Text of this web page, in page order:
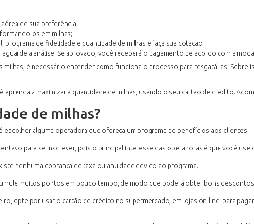
de sua preferência;
os em milhas;
programa de fidelidade e quantidade de milhas e faça sua cotação;
a análise. Se aprovado, você receberá o pagamento de acordo com a
é necessário entender como funciona o processo para resgatá-las. Sobre
aprenda a maximizar a quantidade de milhas, usando o seu cartão de crédito.
de milhas?
escolher alguma operadora que ofereça um programa de benefícios aos clientes.
para se inscrever, pois o principal interesse das operadoras é que você use
nenhuma cobrança de taxa ou anuidade devido ao programa.
muitos pontos em pouco tempo, de modo que poderá obter bons descontos
opte por usar o cartão de crédito no supermercado, em lojas on-line, para